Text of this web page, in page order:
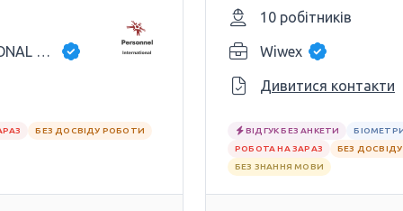
PERSONNEL INTERNATIONAL BPO SPÓŁKA Z OGR
БЕЗ ДОСВІДУ РОБОТИ
10 робітників
Wiwex
Дивитися контакти
ВІДГУК БЕЗ АНКЕТИ
РОБОТА НА ЗАРАЗ
БЕЗ
БЕЗ ЗНАННЯ МОВИ